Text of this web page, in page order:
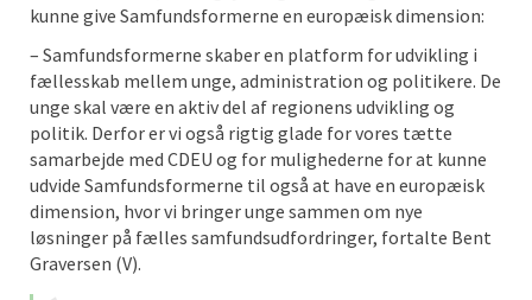
kunne give Samfundsformerne en europæisk dimension:
– Samfundsformerne skaber en platform for udvikling i
fællesskab mellem unge, administration og politikere. De
unge skal være en aktiv del af regionens udvikling og
politik. Derfor er vi også rigtig glade for vores tætte
samarbejde med CDEU og for mulighederne for at kunne
udvide Samfundsformerne til også at have en europæisk
dimension, hvor vi bringer unge sammen om nye
løsninger på fælles samfundsudfordringer, fortalte Bent
Graversen (V).